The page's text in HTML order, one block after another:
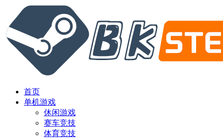
首页
单机游戏
休闲游戏
赛车竞技
体育竞技